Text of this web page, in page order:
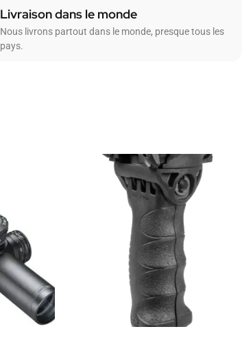
Livraison dans le monde
Nous livrons partout dans le monde, presque tous les
pays.